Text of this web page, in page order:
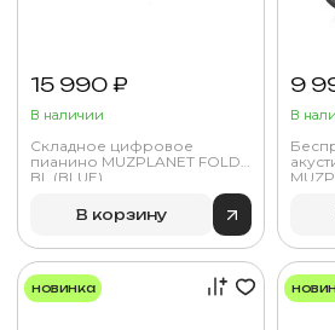
15 990 ₽
В наличии
Складное цифровое
пианино MUZPLANET FOLD
BL (BLUE)
В корзину
9
В
новинка